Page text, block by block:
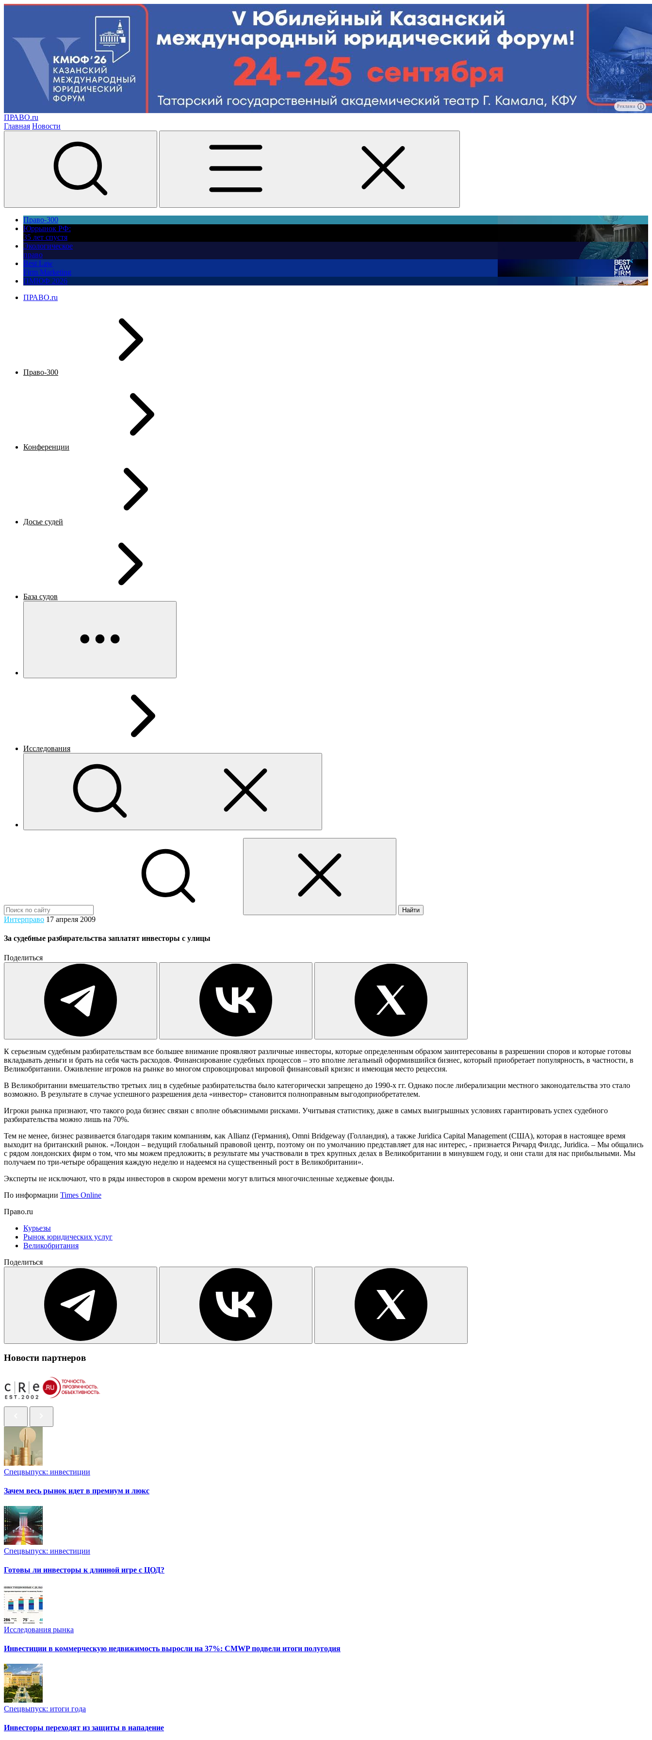
Реклама
ПРАВО.ru
Главная Новости
Право-300
Юррынок РФ:
35 лет спустя
Экологическое
право
Best Law
Firm Marketing
ПМЮФ 2026
ПРАВО.ru
Право-300
Конференции
Досье судей
База судов
Исследования
Найти
Интерправо 17 апреля 2009
За судебные разбирательства заплатят инвесторы с улицы
Поделиться
К серьезным судебным разбирательствам все большее внимание проявляют различные инвесторы, которые определенным образом заинтересованы в разрешении споров и которые готовы
вкладывать деньги и брать на себя часть расходов. Финансирование судебных процессов – это вполне легальный оформившийся бизнес, который приобретает популярность, в частности, в
Великобритании. Оживление игроков на рынке во многом спровоцировал мировой финансовый кризис и имеющая место рецессия.
В Великобритании вмешательство третьих лиц в судебные разбирательства было категорически запрещено до 1990-х гг. Однако после либерализации местного законодательства это стало
возможно. В результате в случае успешного разрешения дела «инвестор» становится полноправным выгодоприобретателем.
Игроки рынка признают, что такого рода бизнес связан с вполне объяснимыми рисками. Учитывая статистику, даже в самых выигрышных условиях гарантировать успех судебного
разбирательства можно лишь на 70%.
Тем не менее, бизнес развивается благодаря таким компаниям, как Allianz (Германия), Omni Bridgeway (Голландия), а также Juridica Capital Management (США), которая в настоящее время
выходит на британский рынок. «Лондон – ведущий глобальный правовой центр, поэтому он по умолчанию представляет для нас интерес, - признается Ричард Филдс, Juridica. – Мы общались
с рядом лондонских фирм о том, что мы можем предложить; в результате мы участвовали в трех крупных делах в Великобритании в минувшем году, и они стали для нас прибыльными. Мы
получаем по три-четыре обращения каждую неделю и надеемся на существенный рост в Великобритании».
Эксперты не исключают, что в ряды инвесторов в скором времени могут влиться многочисленные хеджевые фонды.
По информации Times Online
Право.ru
Курьезы
Рынок юридических услуг
Великобритания
Поделиться
Новости партнеров
Спецвыпуск: инвестиции
Зачем весь рынок идет в премиум и люкс
Спецвыпуск: инвестиции
Готовы ли инвесторы к длинной игре с ЦОД?
Исследования рынка
Инвестиции в коммерческую недвижимость выросли на 37%: CMWP подвели итоги полугодия
Спецвыпуск: итоги года
Инвесторы переходят из защиты в нападение